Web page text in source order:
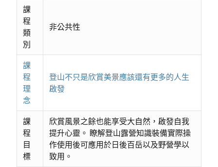
課
程
類
別
非公共性
課
程
理
念
登山不只是欣賞美景應該還有更多的人生
啟發
課
程
目
標
欣賞風景之餘也能享受大自然，啟發自我
提升心靈。 瞭解登山露營知識裝備實際操
作使用後可應用於日後百岳以及野營學以
致用。